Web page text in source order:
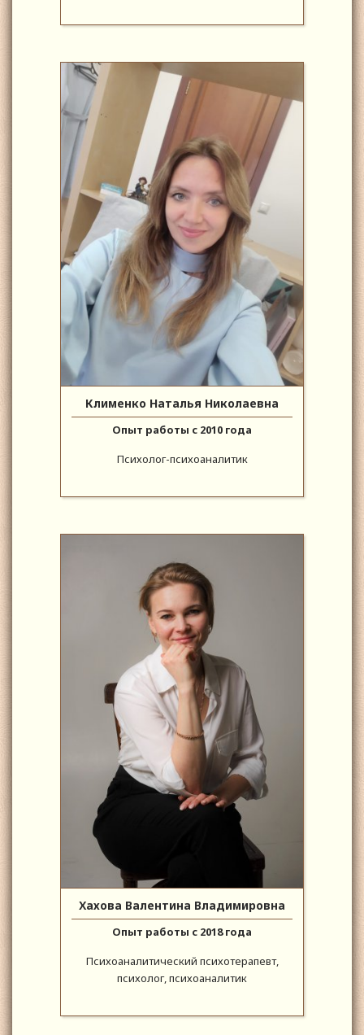
Клименко Наталья Николаевна
Опыт работы с 2010 года
Психолог-психоаналитик
Хахова Валентина Владимировна
Опыт работы с 2018 года
Психоаналитический психотерапевт,
психолог, психоаналитик